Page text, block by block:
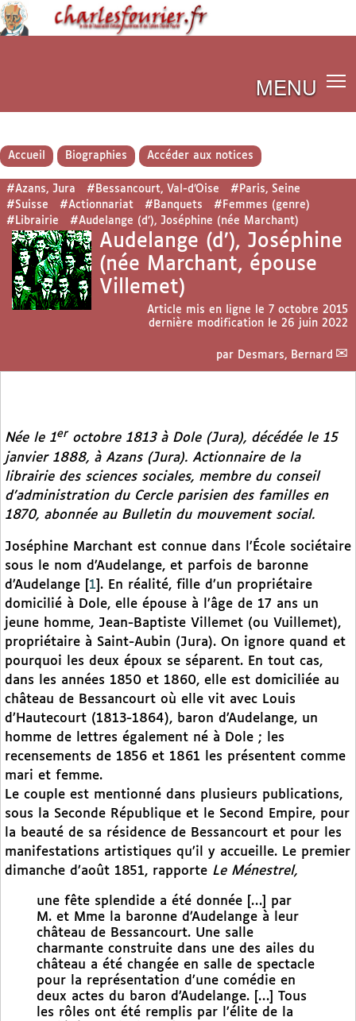
MENU
Accueil Biographies Accéder aux notices
#Azans, Jura #Bessancourt, Val-d’Oise
#Paris, Seine
#Suisse
#Actionnariat #Banquets
#Femmes (genre)
#Librairie
#Audelange (d’), Joséphine (née Marchant)
Audelange (d’), Joséphine
(née Marchant, épouse
Villemet)
Article mis en ligne le 7 octobre 2015
dernière modification le 26 juin 2022
par Desmars, Bernard
Née le 1er octobre 1813 à Dole (Jura), décédée le 15
janvier 1888, à Azans (Jura). Actionnaire de la
librairie des sciences sociales, membre du conseil
d’administration du Cercle parisien des familles en
1870, abonnée au Bulletin du mouvement social.
Joséphine Marchant est connue dans l’École sociétaire
sous le nom d’Audelange, et parfois de baronne
d’Audelange
1 . En réalité, fille d’un propriétaire
domicilié à Dole, elle épouse à l’âge de 17 ans un
jeune homme, Jean-Baptiste Villemet (ou Vuillemet),
propriétaire à Saint-Aubin (Jura). On ignore quand et
pourquoi les deux époux se séparent. En tout cas,
dans les années 1850 et 1860, elle est domiciliée au
château de Bessancourt où elle vit avec Louis
d’Hautecourt (1813-1864), baron d’Audelange, un
homme de lettres également né à Dole ; les
recensements de 1856 et 1861 les présentent comme
mari et femme.
Le couple est mentionné dans plusieurs publications,
sous la Seconde République et le Second Empire, pour
la beauté de sa résidence de Bessancourt et pour les
manifestations artistiques qu’il y accueille. Le premier
dimanche d’août 1851, rapporte Le Ménestrel,
une fête splendide a été donnée […] par
M. et Mme la baronne d’Audelange à leur
château de Bessancourt. Une salle
charmante construite dans une des ailes du
château a été changée en salle de spectacle
pour la représentation d’une comédie en
deux actes du baron d’Audelange. […] Tous
les rôles ont été remplis par l’élite de la